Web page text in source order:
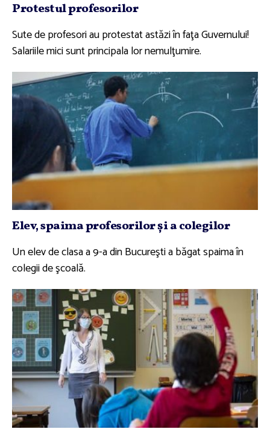
Protestul profesorilor
Sute de profesori au protestat astăzi în faţa Guvernului!
Salariile mici sunt principala lor nemulţumire.
Elev, spaima profesorilor şi a colegilor
Un elev de clasa a 9-a din Bucureşti a băgat spaima în
colegii de şcoală.